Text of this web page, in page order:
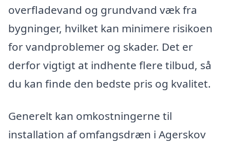
overfladevand og grundvand væk fra
bygninger, hvilket kan minimere risikoen
for vandproblemer og skader. Det er
derfor vigtigt at indhente flere tilbud, så
du kan finde den bedste pris og kvalitet.
Generelt kan omkostningerne til
installation af omfangsdræn i Agerskov